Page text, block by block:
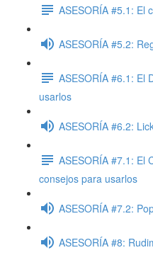
ASESORÍA #5.1: El
ASESORÍA #5.2:
ASESORÍA #6.1: El
usarlos
ASESORÍA #6.2:
ASESORÍA #7.1: El
consejos para usarlos
ASESORÍA #7.2:
ASESORÍA #8: